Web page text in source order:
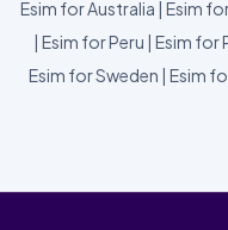
Esim for Australia | Esim
| Esim for Peru | Esim for
Esim for Sweden | Esim